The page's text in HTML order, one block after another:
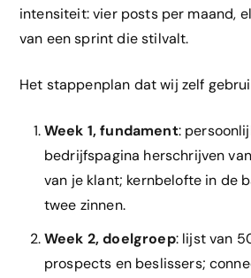
intensiteit: vier posts per maand,
van een sprint die stilvalt.
Het stappenplan dat wij zelf
Week 1, fundament:
bedrijfspagina herschrijven
van je klant; kernbelofte in de
twee zinnen.
Week 2, doelgroep: lijst van
prospects en beslissers;